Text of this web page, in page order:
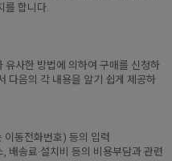
를 합니다.
유사한 방법에 의하여 구매를 신청하
다음의 각 내용을 알기 쉽게 제공하
이동전화번호) 등의 입력
배송료·설치비 등의 비용부담과 관련